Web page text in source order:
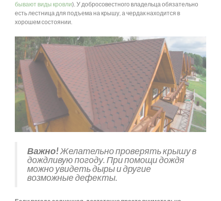
бывают виды кровли). У добросовестного владельца обязательно
есть лестница для подъема на крышу, а чердак находится в
хорошем состоянии.
Важно!Желательно проверять крышу в
дождливую погоду. При помощи дождя
можно увидеть дыры и другие
возможные дефекты.